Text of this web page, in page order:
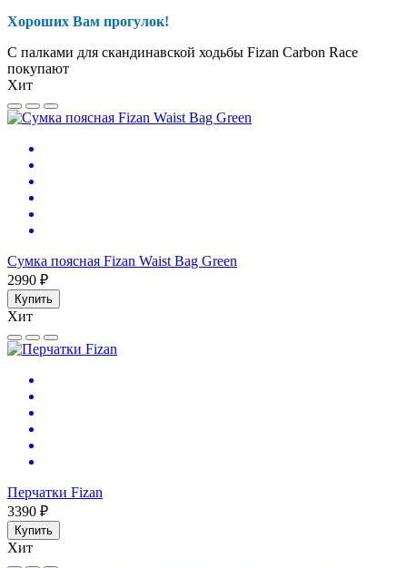
Хороших Вам прогулок!
С палками для скандинавской ходьбы Fizan Carbon Race
покупают
Хит
Сумка поясная Fizan Waist Bag Green
2990 ₽
Купить
Хит
Перчатки Fizan
3390 ₽
Купить
Хит